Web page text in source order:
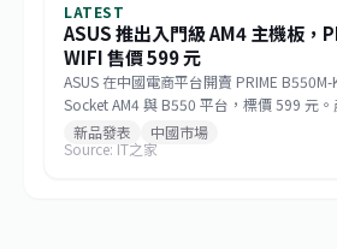
LATEST
ASUS 推出入門級 AM4 主機板，
WIFI 售價 599 元
ASUS 在中國電商平台開賣 PRIME B550M-
Socket AM4 與 B550 平台，標價 599 元
M.2、PCIe Gen4 ×16、1GbE LAN及 Wi-
置的入門級主機板。
新品發表 中國市場
Source: IT之家